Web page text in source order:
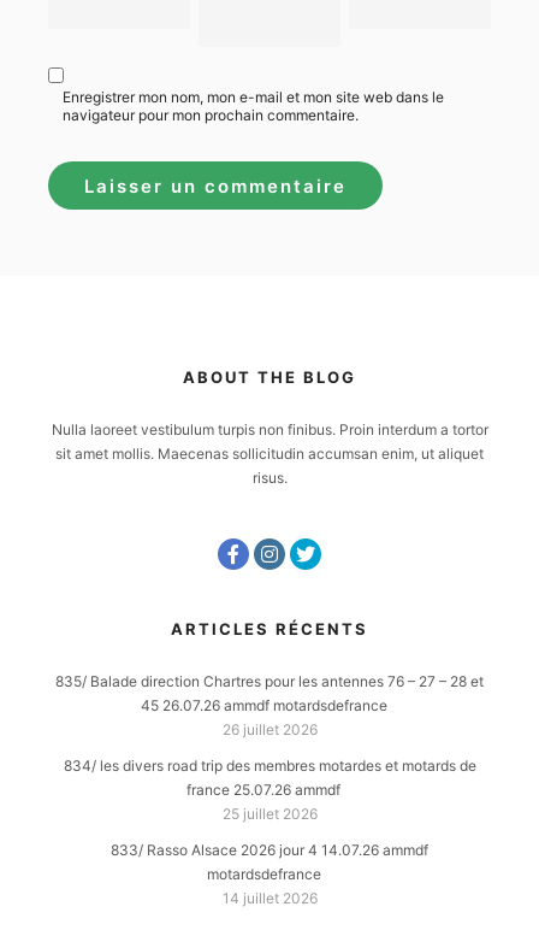
Enregistrer mon nom, mon e-mail et mon site web dans le
navigateur pour mon prochain commentaire.
ABOUT THE BLOG
Nulla laoreet vestibulum turpis non finibus. Proin interdum a tortor
sit amet mollis. Maecenas sollicitudin accumsan enim, ut aliquet
risus.
ARTICLES RÉCENTS
835/ Balade direction Chartres pour les antennes 76 – 27 – 28 et
45 26.07.26 ammdf motardsdefrance
26 juillet 2026
834/ les divers road trip des membres motardes et motards de
france 25.07.26 ammdf
25 juillet 2026
833/ Rasso Alsace 2026 jour 4 14.07.26 ammdf
motardsdefrance
14 juillet 2026